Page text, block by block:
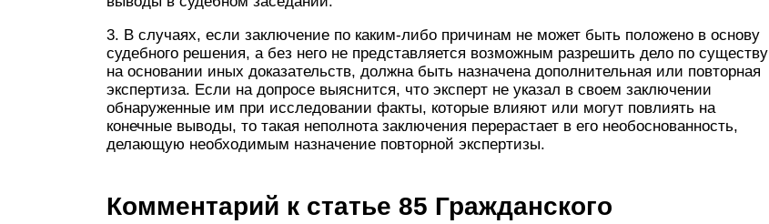
3. В случаях, если заключение по каким-либо причинам не может быть положено в основу
судебного решения, а без него не представляется возможным разрешить дело по существу
на основании иных доказательств, должна быть назначена дополнительная или повторная
экспертиза. Если на допросе выяснится, что эксперт не указал в своем заключении
обнаруженные им при исследовании факты, которые влияют или могут повлиять на
конечные выводы, то такая неполнота заключения перерастает в его необоснованность,
делающую необходимым назначение повторной экспертизы.
Комментарий к статье 85 Гражданского